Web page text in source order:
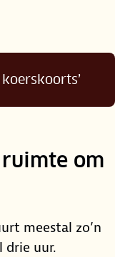
om
meestal zo’n
drie uur.